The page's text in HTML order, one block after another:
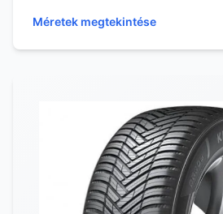
Méretek megtekintése